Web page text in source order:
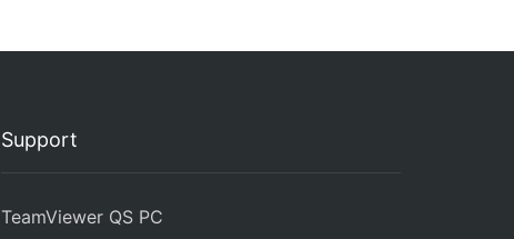
Support
TeamViewer QS PC